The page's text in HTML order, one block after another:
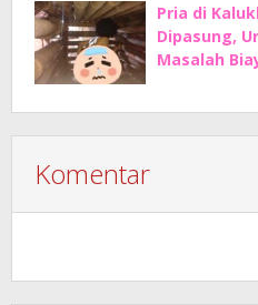
Pria di
Dipasung,
Masalah
Komentar